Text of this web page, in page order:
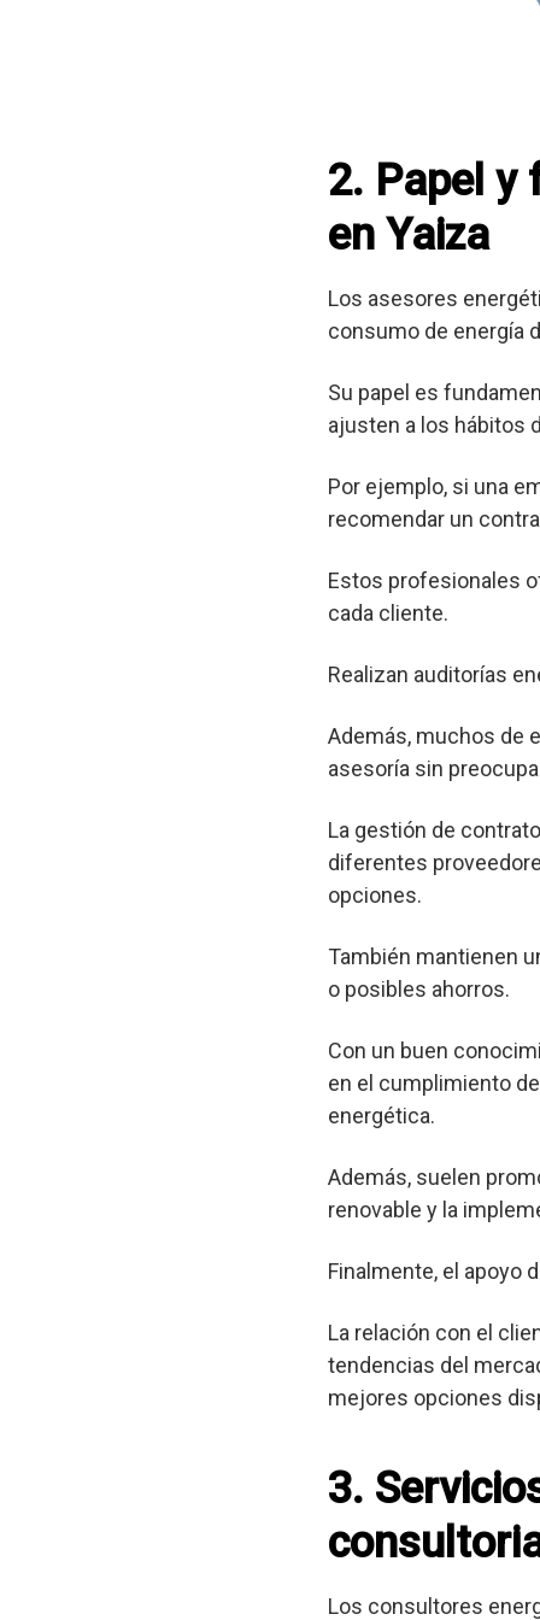
2. Papel y
en Yaiza
Los asesores
consumo de energía
Su papel es
ajusten a los hábitos
Por ejemplo, si una
recomendar un
Estos profesionales
cada cliente.
Realizan auditorías
Además, muchos de
asesoría sin
La gestión de
diferentes
opciones.
También mantienen
o posibles ahorros.
Con un buen
en el cumplimiento
energética.
Además, suelen
renovable y la
Finalmente, el apoyo
La relación con el
tendencias del
mejores opciones
3.
Los consultores